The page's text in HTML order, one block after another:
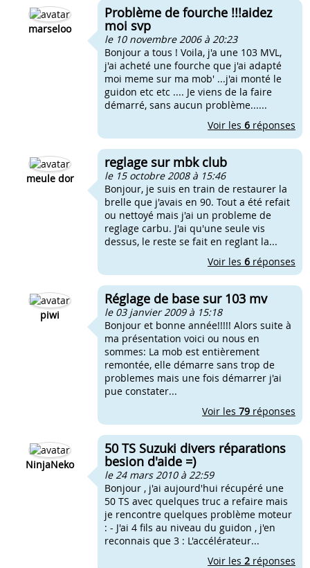
marseloo
Problème de fourche !!!aidez
moi svp
le 10 novembre 2006 à 20:23
Bonjour a tous ! Voila, j'a une 103 MVL,
j'ai acheté une fourche que j'ai adapté
moi meme sur ma mob' ...j'ai monté le
guidon etc etc .... Je viens de la faire
démarré, sans aucun problème......
Voir les 6 réponses
meule dor
reglage sur mbk club
le 15 octobre 2008 à 15:46
Bonjour, je suis en train de restaurer la
brelle que j'avais en 90. Tout a été refait
ou nettoyé mais j'ai un probleme de
reglage carbu. J'ai qu'une seule vis
dessus, le reste se fait en reglant la...
Voir les 6 réponses
piwi
Réglage de base sur 103 mv
le 03 janvier 2009 à 15:18
Bonjour et bonne année!!!!! Alors suite à
ma présentation voici ou nous en
sommes: La mob est entièrement
remontée, elle démarre sans trop de
problemes mais une fois démarrer j'ai
pue constater...
Voir les 79 réponses
NinjaNeko
50 TS Suzuki divers réparations
besion d'aide =)
le 24 mars 2010 à 22:59
Bonjour , j'ai aujourd'hui récupéré une
50 TS avec quelques truc a refaire mais
je rencontre quelques problème moteur
: - J'ai 4 fils au niveau du guidon , j'en
reconnais que 3 : L'accélérateur...
Voir les 2 réponses